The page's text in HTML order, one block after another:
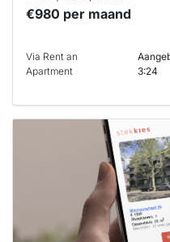
€980 per maand
Via Rent an
Apartment
3:24